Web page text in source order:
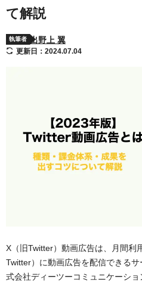
て解説
執筆者 出野上 翼
更新日：2024.07.04
X（旧Twitter）動画広告は、月間利
Twitter）に動画広告を配信できる
式会社ディーツーコミュニケーシ